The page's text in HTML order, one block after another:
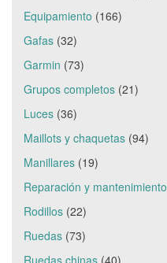
Equipamiento (166)
Gafas (32)
Garmin (73)
Grupos completos (21)
Luces (36)
Maillots y chaquetas (94)
Manillares (19)
Reparación y mantenimiento
Rodillos (22)
Ruedas (73)
Ruedas chinas (40)